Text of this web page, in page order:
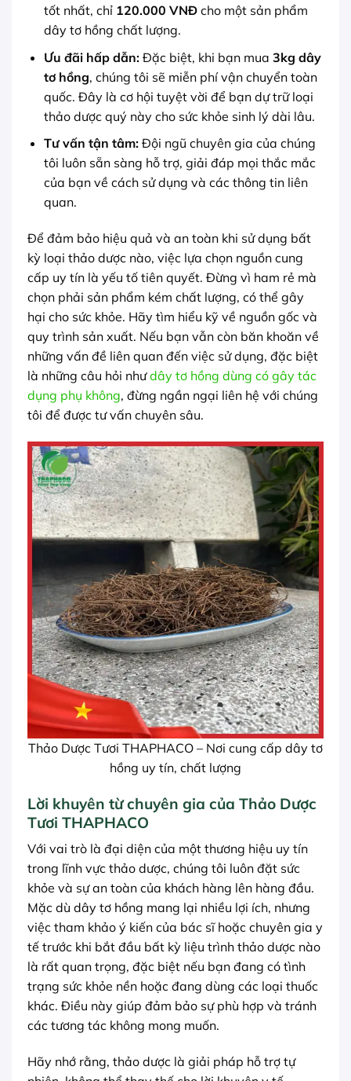
tốt nhất, chỉ 120.000 VNĐcho một sản phẩm
dây tơ hồng chất lượng.
Ưu đãi hấp dẫn:Đặc biệt, khi bạn mua 3kg dây
tơ hồng, chúng tôi sẽ miễn phí vận chuyển toàn
quốc. Đây là cơ hội tuyệt vời để bạn dự trữ loại
thảo dược quý này cho sức khỏe sinh lý dài lâu.
Tư vấn tận tâm:Đội ngũ chuyên gia của chúng
tôi luôn sẵn sàng hỗ trợ, giải đáp mọi thắc mắc
của bạn về cách sử dụng và các thông tin liên
quan.
Để đảm bảo hiệu quả và an toàn khi sử dụng bất
kỳ loại thảo dược nào, việc lựa chọn nguồn cung
cấp uy tín là yếu tố tiên quyết. Đừng vì ham rẻ mà
chọn phải sản phẩm kém chất lượng, có thể gây
hại cho sức khỏe. Hãy tìm hiểu kỹ về nguồn gốc và
quy trình sản xuất. Nếu bạn vẫn còn băn khoăn về
những vấn đề liên quan đến việc sử dụng, đặc biệt
là những câu hỏi nhưdây tơ hồng dùng có gây tác
dụng phụ không, đừng ngần ngại liên hệ với chúng
tôi để được tư vấn chuyên sâu.
Thảo Dược Tươi THAPHACO – Nơi cung cấp dây tơ
hồng uy tín, chất lượng
Lời khuyên từ chuyên gia của Thảo Dược
Tươi THAPHACO
Với vai trò là đại diện của một thương hiệu uy tín
trong lĩnh vực thảo dược, chúng tôi luôn đặt sức
khỏe và sự an toàn của khách hàng lên hàng đầu.
Mặc dù dây tơ hồng mang lại nhiều lợi ích, nhưng
việc tham khảo ý kiến của bác sĩ hoặc chuyên gia y
tế trước khi bắt đầu bất kỳ liệu trình thảo dược nào
là rất quan trọng, đặc biệt nếu bạn đang có tình
trạng sức khỏe nền hoặc đang dùng các loại thuốc
khác. Điều này giúp đảm bảo sự phù hợp và tránh
các tương tác không mong muốn.
Hãy nhớ rằng, thảo dược là giải pháp hỗ trợ tự